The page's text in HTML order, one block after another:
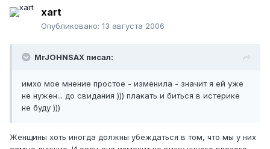
xart
Опубликовано: 13 августа 2006
MrJOHNSAX писал:
имхо мое мнение простое - изменила - значит я ей уже
не нужен... до свидания ))) плакать и биться в истерике
не буду )))
Женщины хоть иногда должны убеждаться в том, что мы у них